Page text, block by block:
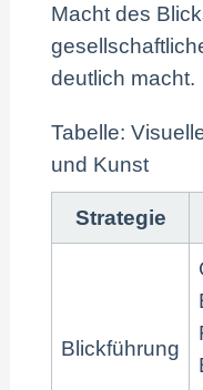
Macht des
deutlich macht.
Tabelle:
und Kunst
Strategie
Blickführung